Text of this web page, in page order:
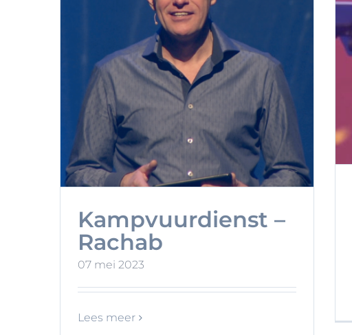
Het avontuur van
Abraham #3
Kampvuurdienst –
Rachab
07 mei 2023
Lees meer